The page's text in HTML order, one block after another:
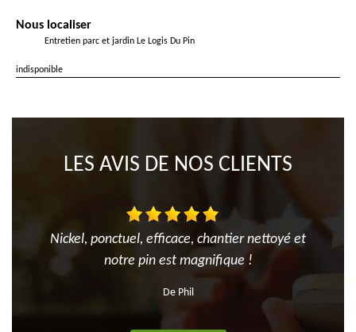
Nous localiser
Entretien parc et jardin Le Logis Du Pin
indisponible
LES AVIS DE NOS CLIENTS
Nickel, ponctuel, efficace, chantier nettoyé et
notre pin est magnifique !
De Phil